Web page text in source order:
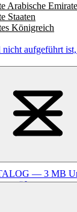
Arabische Emirate
Staaten
Königreich
aufgeführt ist,
— 3 MB